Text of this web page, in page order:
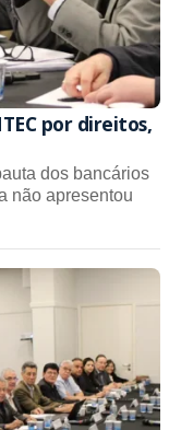
por direitos,
dos bancários
não apresentou